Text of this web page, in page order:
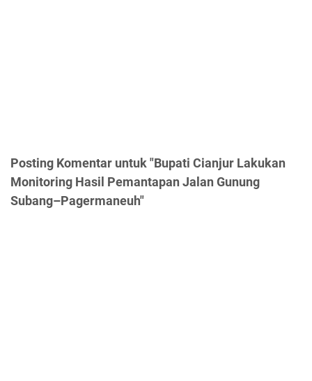
Posting Komentar untuk "Bupati Cianjur Lakukan
Monitoring Hasil Pemantapan Jalan Gunung
Subang–Pagermaneuh"